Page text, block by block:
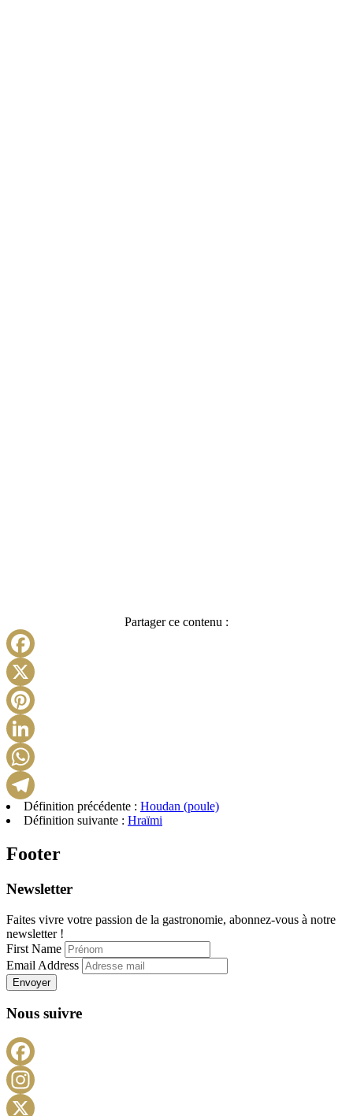
Partager ce contenu :
Telegram
Définition précédente : Houdan (poule)
Définition suivante : Hraïmi
Footer
Newsletter
Faites vivre votre passion de la gastronomie, abonnez-vous à notre
newsletter !
First Name
Email Address
Envoyer
Nous suivre